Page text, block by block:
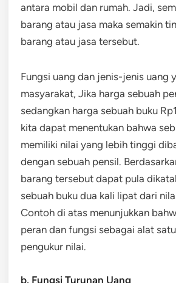
antara mobil dan rumah. Jadi,
barang atau jasa maka semakin
barang atau jasa tersebut.
Fungsi uang dan jenis-jenis uang
masyarakat, Jika harga sebuah
sedangkan harga sebuah buku
kita dapat menentukan bahwa
memiliki nilai yang lebih tinggi
dengan sebuah pensil.
barang tersebut dapat pula
sebuah buku dua kali lipat dari
Contoh di atas menunjukkan
peran dan fungsi sebagai alat
pengukur nilai.
b. Fungsi Turunan Uang